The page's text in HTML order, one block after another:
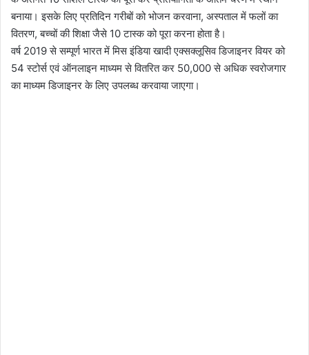
बनाया। इसके लिए प्रतिदिन गरीबों को भोजन करवाना, अस्पताल में फलों का
वितरण, बच्चों की शिक्षा जैसे 10 टास्क को पूरा करना होता है।
वर्ष 2019 से सम्पूर्ण भारत में मिस इंडिया खादी एक्सक्लूसिव डिजाइनर वियर को
54 स्टोर्स एवं ऑनलाइन माध्यम से वितरित कर 50,000 से अधिक स्वरोजगार
का माध्यम डिजाइनर के लिए उपलब्ध करवाया जाएगा।